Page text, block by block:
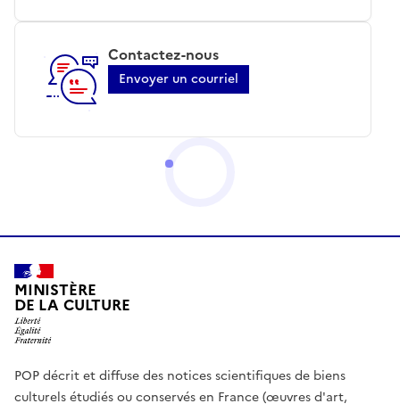
Contactez-nous
Envoyer un courriel
MINISTÈRE
DE LA CULTURE
POP décrit et diffuse des notices scientifiques de biens
culturels étudiés ou conservés en France (œuvres d'art,